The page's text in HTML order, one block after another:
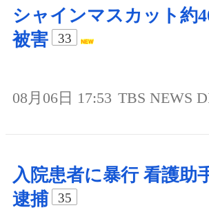
シャインマスカット約
被害
33
08月06日 17:53 TBS NEWS
入院患者に暴行 看護助
逮捕
35